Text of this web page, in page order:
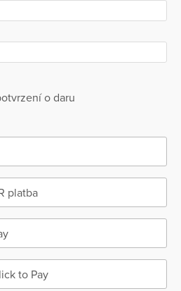
o daru
platba
to Pay